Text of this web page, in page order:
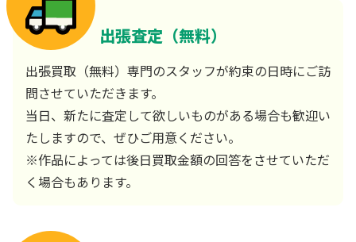
出張査定（無料）
出張買取（無料）専門のスタッフが約束の日時にご訪
問させていただきます。
当日、新たに査定して欲しいものがある場合も歓迎い
たしますので、ぜひご用意ください。
※作品によっては後日買取金額の回答をさせていただ
く場合もあります。